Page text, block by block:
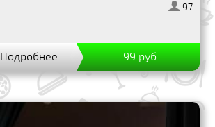
97
Подробнее 99 руб.